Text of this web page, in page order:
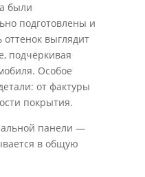
были
подготовлены и
выглядит
подчёркивая
Особое
от фактуры
покрытия.
панели —
в общую